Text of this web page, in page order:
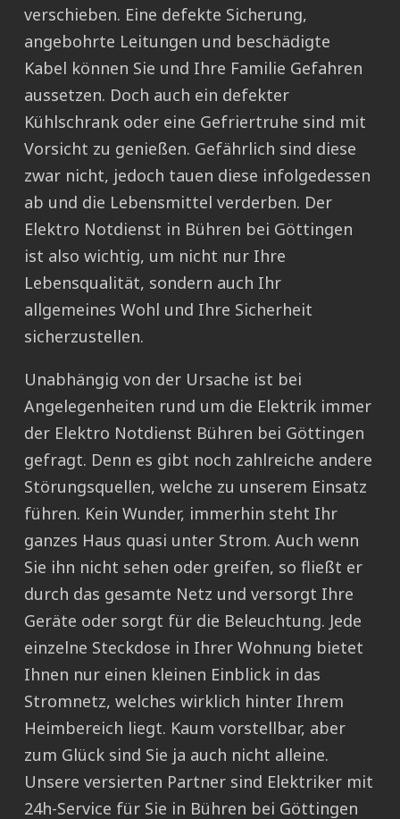
verschieben. Eine defekte Sicherung,
angebohrte Leitungen und beschädigte
Kabel können Sie und Ihre Familie Gefahren
aussetzen. Doch auch ein defekter
Kühlschrank oder eine Gefriertruhe sind mit
Vorsicht zu genießen. Gefährlich sind diese
zwar nicht, jedoch tauen diese infolgedessen
ab und die Lebensmittel verderben. Der
Elektro Notdienst in Bühren bei Göttingen
ist also wichtig, um nicht nur Ihre
Lebensqualität, sondern auch Ihr
allgemeines Wohl und Ihre Sicherheit
sicherzustellen.
Unabhängig von der Ursache ist bei
Angelegenheiten rund um die Elektrik immer
der Elektro Notdienst Bühren bei Göttingen
gefragt. Denn es gibt noch zahlreiche andere
Störungsquellen, welche zu unserem Einsatz
führen. Kein Wunder, immerhin steht Ihr
ganzes Haus quasi unter Strom. Auch wenn
Sie ihn nicht sehen oder greifen, so fließt er
durch das gesamte Netz und versorgt Ihre
Geräte oder sorgt für die Beleuchtung. Jede
einzelne Steckdose in Ihrer Wohnung bietet
Ihnen nur einen kleinen Einblick in das
Stromnetz, welches wirklich hinter Ihrem
Heimbereich liegt. Kaum vorstellbar, aber
zum Glück sind Sie ja auch nicht alleine.
Unsere versierten Partner sind Elektriker mit
24h-Service für Sie in Bühren bei Göttingen